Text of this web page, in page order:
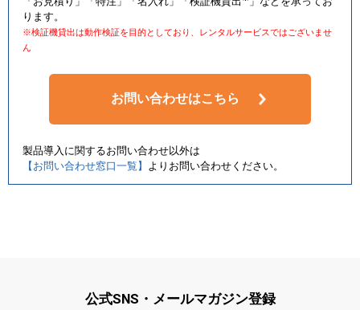
ります。
※検証機貸出は動作検証を目的としており、レンタルサービスではございませ
ん
お問い合わせはこちら
製品導入に関するお問い合わせ以外は
【お問い合わせ窓口一覧】 よりお問い合わせください。
公式SNS・メールマガジン登録